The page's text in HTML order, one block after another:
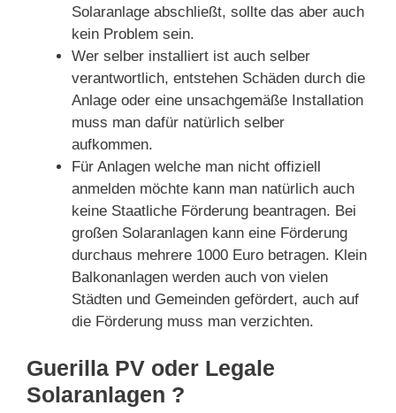
Solaranlage abschließt, sollte das aber auch
kein Problem sein.
Wer selber installiert ist auch selber
verantwortlich, entstehen Schäden durch die
Anlage oder eine unsachgemäße Installation
muss man dafür natürlich selber
aufkommen.
Für Anlagen welche man nicht offiziell
anmelden möchte kann man natürlich auch
keine Staatliche Förderung beantragen. Bei
großen Solaranlagen kann eine Förderung
durchaus mehrere 1000 Euro betragen. Klein
Balkonanlagen werden auch von vielen
Städten und Gemeinden gefördert, auch auf
die Förderung muss man verzichten.
Guerilla PV oder Legale
Solaranlagen ?